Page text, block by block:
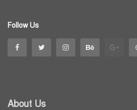
Follow Us
About Us